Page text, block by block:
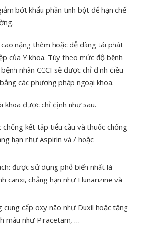
bớt khẩu phần tinh bột để hạn chế
nặng thêm hoặc dễ dàng tái phát
của Y khoa. Tùy theo mức độ bệnh
nhân CCCI sẽ được chỉ định điều
các phương pháp ngoại khoa.
khoa được chỉ định như sau.
chống kết tập tiểu cầu và thuốc chống
hạn như Aspirin và / hoặc
được sử dụng phổ biến nhất là
canxi, chẳng hạn như Flunarizine và
cung cấp oxy não như Duxil hoặc tăng
máu như Piracetam, …